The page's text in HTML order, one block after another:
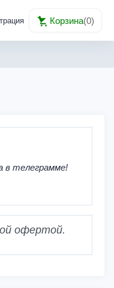
Корзина(0)
в телеграмме!
офертой.